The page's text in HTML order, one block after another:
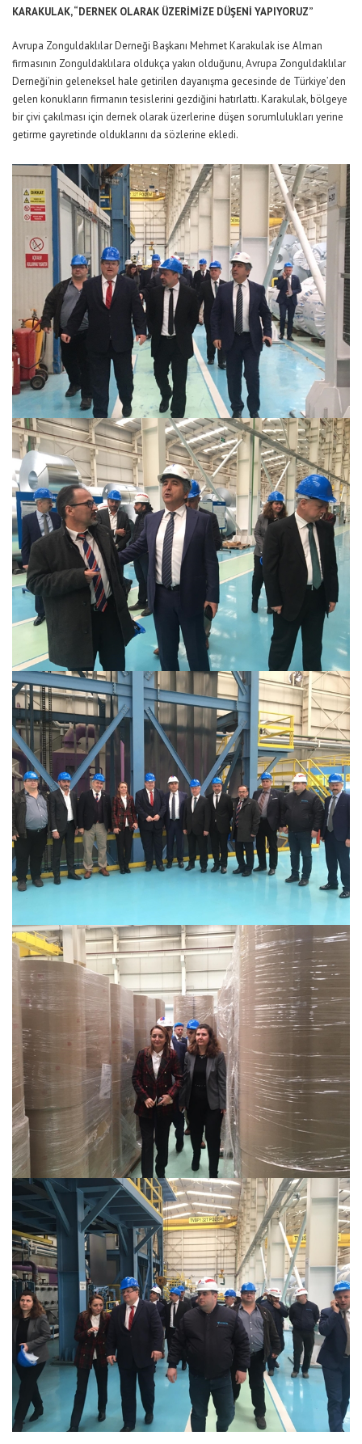
KARAKULAK, “DERNEK OLARAK ÜZERİMİZE DÜŞENİ YAPIYORUZ”
Avrupa Zonguldaklılar Derneği Başkanı Mehmet Karakulak ise Alman
firmasının Zonguldaklılara oldukça yakın olduğunu, Avrupa Zonguldaklılar
Derneği’nin geleneksel hale getirilen dayanışma gecesinde de Türkiye’den
gelen konukların firmanın tesislerini gezdiğini hatırlattı. Karakulak, bölgeye
bir çivi çakılması için dernek olarak üzerlerine düşen sorumlulukları yerine
getirme gayretinde olduklarını da sözlerine ekledi.